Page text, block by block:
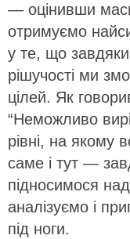
— оцінивши
отримуємо
у те, що завдяки
рішучості ми
цілей. Як
“Неможливо
рівні, на якому
саме і тут —
підносимося
аналізуємо і
під ноги.